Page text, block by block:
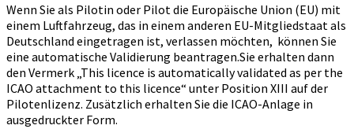
Wenn Sie als Pilotin oder Pilot die Europäische Union (EU) mit
einem Luftfahrzeug, das in einem anderen EU-Mitgliedstaat als
Deutschland eingetragen ist, verlassen möchten, können Sie
eine automatische Validierung beantragen.Sie erhalten dann
den Vermerk „This licence is automatically validated as per the
ICAO attachment to this licence“ unter Position XIII auf der
Pilotenlizenz. Zusätzlich erhalten Sie die ICAO-Anlage in
ausgedruckter Form.